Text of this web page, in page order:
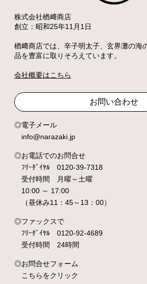
株式会社楢﨑商店
創立：昭和25年11月1日
楢﨑商店では、辛子明太子、玄界灘の海
品を豊富に取りそろえています。
会社概要はこちら
お問い合わせ
電子メール
info@narazaki.jp
お電話でのお問合せ
ﾌﾘｰﾀﾞｲﾔﾙ 0120-39-7318
受付時間 月曜～土曜
10:00 ～ 17:00
（昼休み11：45～13：00）
ファックスで
ﾌﾘｰﾀﾞｲﾔﾙ 0120-92-4689
受付時間 24時間
お問合せフォーム
こちらをクリック